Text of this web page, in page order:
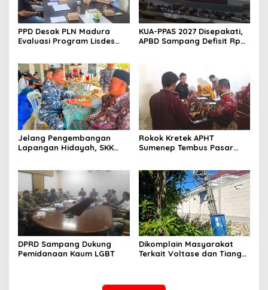
PPD Desak PLN Madura
Evaluasi Program Lisdes
KUA-PPAS 2027 Disepakati,
APBD Sampang Defisit Rp
Jelang Pengembangan
Lapangan Hidayah, SKK
Nelayan Sampang
Rokok Kretek APHT
Sumenep Tembus Pasar
DPRD Sampang Dukung
Pemidanaan Kaum LGBT
Dikomplain Masyarakat
Terkait Voltase dan Tiang